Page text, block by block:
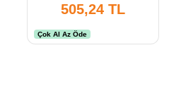
400)505,24 TL
Çok Al Az Öde